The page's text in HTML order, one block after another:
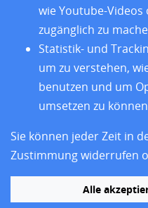
und den
Aktuelles
Standorte
Forschung
wie Youtube-
zugänglich zu
Statistik- und
um zu verstehen,
benutzen und um
umsetzen zu
Sie können jeder Zeit in
Zustimmung widerrufen
Alle